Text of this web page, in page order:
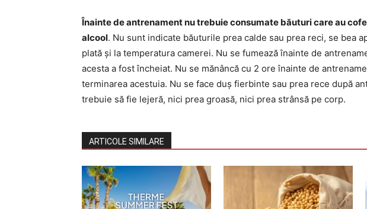
Înainte de antrenament nu trebuie consumate băuturi care au
alcool. Nu sunt indicate băuturile prea calde sau prea reci, se bea
plată și la temperatura camerei. Nu se fumează înainte de
acesta a fost încheiat. Nu se mănâncă cu 2 ore înainte de
terminarea acestuia. Nu se face duș fierbinte sau prea rece după
trebuie să fie lejeră, nici prea groasă, nici prea strânsă pe corp.
ARTICOLE SIMILARE